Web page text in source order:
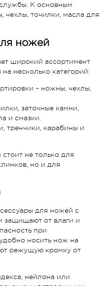
К основным
чехлы, точилки, масла для
ножей
широкий ассортимент
несколько категорий:
– ножны, чехлы,
заточные камни,
и смазки.
тренчики, карабины и
не только для
но и для
для ножей с
от влаги и
при
носить нож на
режущую кромку от
нейлона или